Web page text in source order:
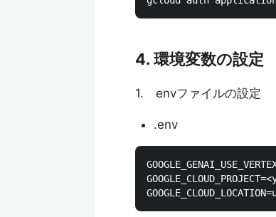
4. 環境変数の設定
1. envファイルの設定
.env